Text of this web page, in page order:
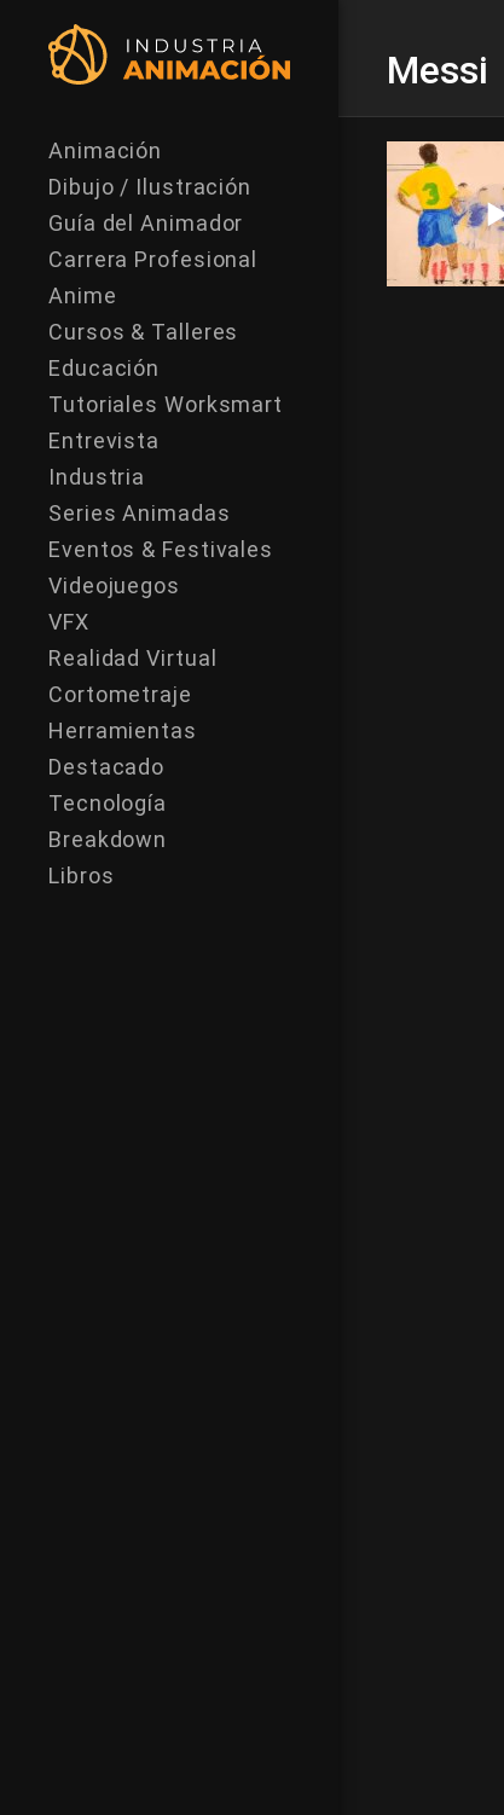
Animación
Dibujo / Ilustración
Guía del Animador
Carrera Profesional
Anime
Cursos & Talleres
Educación
Tutoriales Worksmart
Entrevista
Industria
Series Animadas
Eventos & Festivales
Videojuegos
VFX
Realidad Virtual
Cortometraje
Herramientas
Destacado
Tecnología
Breakdown
Libros
Messi